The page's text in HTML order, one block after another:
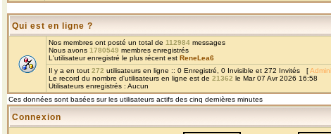
Qui est en ligne ?
Nos membres ont posté un total de 112984 messages
Nous avons 1780549 membres enregistrés
L'utilisateur enregistré le plus récent est ReneLea6
Il y a en tout 272 utilisateurs en ligne :: 0 Enregistré, 0 Invisible et 272 Invités [
Le record du nombre d'utilisateurs en ligne est de 21362 le Mar 07 Avr 2026 16:58
Utilisateurs enregistrés : Aucun
Ces données sont basées sur les utilisateurs actifs des cinq dernières minutes
Connexion